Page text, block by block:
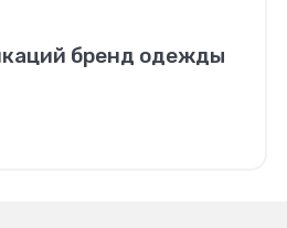
бренд одежды